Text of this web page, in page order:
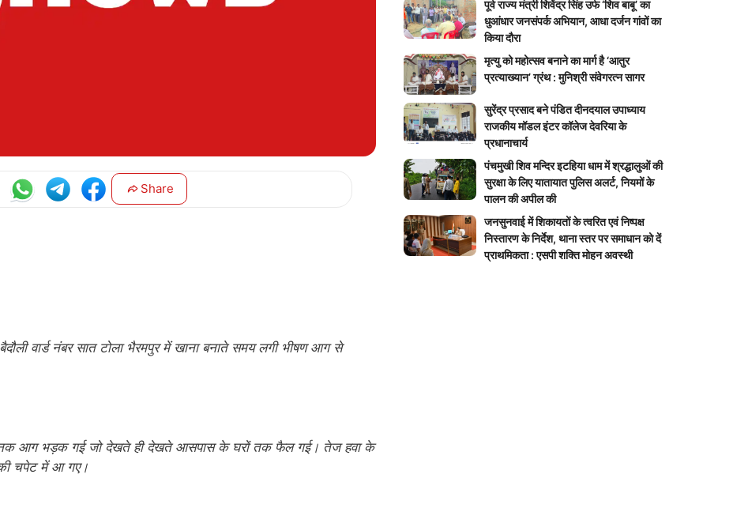
Share
वार्ड नंबर सात टोला भैरमपुर में खाना बनाते समय लगी भीषण आग से
आग भड़क गई जो देखते ही देखते आसपास के घरों तक फैल गई। तेज हवा के
चपेट में आ गए।
पूर्व राज्य मंत्री शिवेंद्र सिंह उर्फ ‘शिव बाबू’ का
धुआंधार जनसंपर्क अभियान, आधा दर्जन गांवों का
किया दौरा
मृत्यु को महोत्सव बनाने का मार्ग है ‘आतुर
प्रत्याख्यान’ ग्रंथ : मुनिश्री संवेगरत्न सागर
सुरेंद्र प्रसाद बने पंडित दीनदयाल उपाध्याय
राजकीय मॉडल इंटर कॉलेज देवरिया के
प्रधानाचार्य
पंचमुखी शिव मन्दिर इटहिया धाम में श्रद्धालुओं की
सुरक्षा के लिए यातायात पुलिस अलर्ट, नियमों के
पालन की अपील की
जनसुनवाई में शिकायतों के त्वरित एवं निष्पक्ष
निस्तारण के निर्देश, थाना स्तर पर समाधान को दें
प्राथमिकता : एसपी शक्ति मोहन अवस्थी